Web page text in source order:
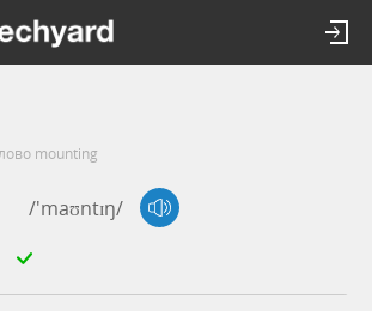
mounting
/'maʊntɪŋ/